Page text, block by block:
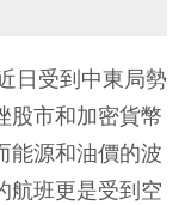
日受到中東局勢
股市和加密貨幣
能源和油價的波
航班更是受到空